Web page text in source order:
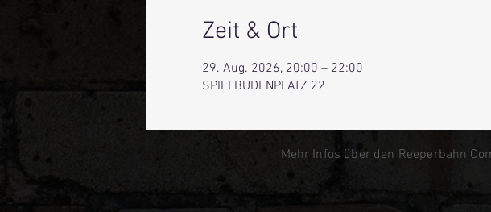
Zeit & Ort
29. Aug. 2026, 20:00 – 22:00
SPIELBUDENPLATZ 22
Mehr Infos über den Reeperbahn